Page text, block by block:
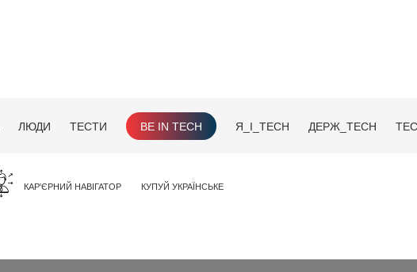
ЛЮДИ ТЕСТИ BE IN TECH Я_І_TECH ДЕРЖ_TECH
КАР'ЄРНИЙ НАВІГАТОР КУПУЙ УКРАЇНСЬКЕ